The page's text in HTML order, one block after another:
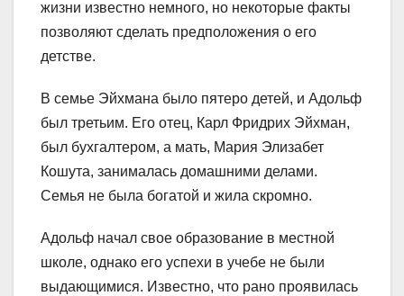
жизни известно немного, но некоторые факты
позволяют сделать предположения о его
детстве.
В семье Эйхмана было пятеро детей, и Адольф
был третьим. Его отец, Карл Фридрих Эйхман,
был бухгалтером, а мать, Мария Элизабет
Кошута, занималась домашними делами.
Семья не была богатой и жила скромно.
Адольф начал свое образование в местной
школе, однако его успехи в учебе не были
выдающимися. Известно, что рано проявилась